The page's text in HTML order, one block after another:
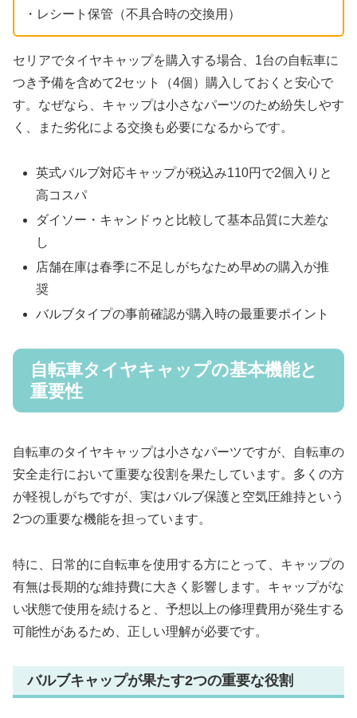
・レシート保管（不具合時の交換用）
セリアでタイヤキャップを購入する場合、1台の自転車に
つき予備を含めて2セット（4個）購入しておくと安心で
す。なぜなら、キャップは小さなパーツのため紛失しやす
く、また劣化による交換も必要になるからです。
英式バルブ対応キャップが税込み110円で2個入りと
高コスパ
ダイソー・キャンドゥと比較して基本品質に大差な
し
店舗在庫は春季に不足しがちなため早めの購入が推
奨
バルブタイプの事前確認が購入時の最重要ポイント
自転車タイヤキャップの基本機能と
重要性
自転車のタイヤキャップは小さなパーツですが、自転車の
安全走行において重要な役割を果たしています。多くの方
が軽視しがちですが、実はバルブ保護と空気圧維持という
2つの重要な機能を担っています。
特に、日常的に自転車を使用する方にとって、キャップの
有無は長期的な維持費に大きく影響します。キャップがな
い状態で使用を続けると、予想以上の修理費用が発生する
可能性があるため、正しい理解が必要です。
バルブキャップが果たす2つの重要な役割